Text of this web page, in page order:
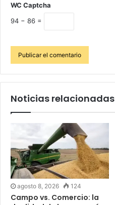
WC Captcha
94 − 86 =
Noticias relacionadas
agosto 8, 2026 124
Campo vs. Comercio: la